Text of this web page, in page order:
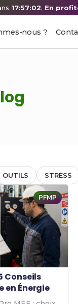
17:57:02. En
nous ?
OUTILS STRESS
PFMP
Conseils
en Énergie